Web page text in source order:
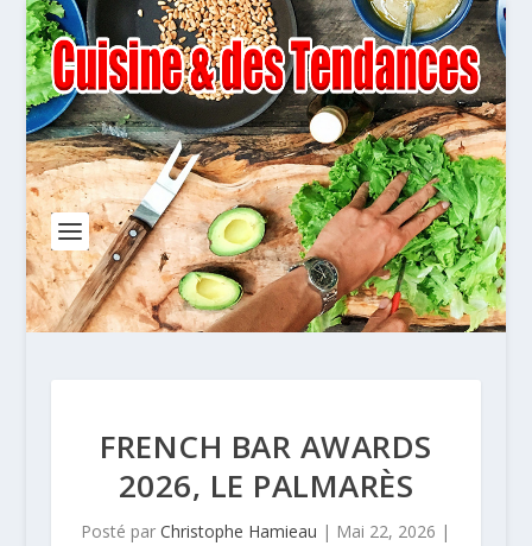
FRENCH BAR AWARDS
2026, LE PALMARÈS
Posté parChristophe Hamieau | Mai 22, 2026 |